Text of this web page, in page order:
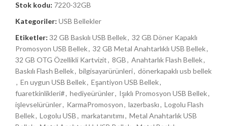
Stok kodu: 7220-32GB
Kategoriler: USB Bellekler
Etiketler: 32 GB Baskılı USB Bellek, 32 GB Döner Kapaklı
Promosyon USB Bellek, 32 GB Metal Anahtarlıklı USB Bellek,
32 GB OTG Özellikli Kartvizit, 8GB, Anahtarlık Flash Bellek,
Baskılı Flash Bellek, bilgisayarürünleri, dönerkapaklı usb bellek
, En uygun USB Bellek, Eşantiyon USB Bellek,
fuaretkinlikleri#, hediyeürünler, Işıklı Promosyon USB Bellek,
işlevselürünler, KarmaPromosyon, lazerbaskı, Logolu Flash
Bellek, Logolu USB, markatanıtımı, Metal Anahtarlık USB